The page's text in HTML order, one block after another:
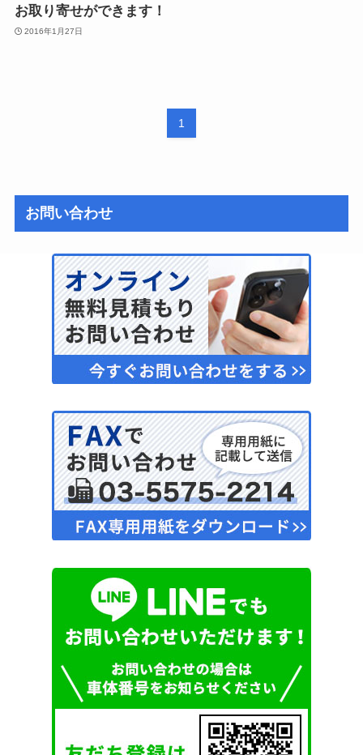
お取り寄せができます！
2016年1月27日
1
お問い合わせ